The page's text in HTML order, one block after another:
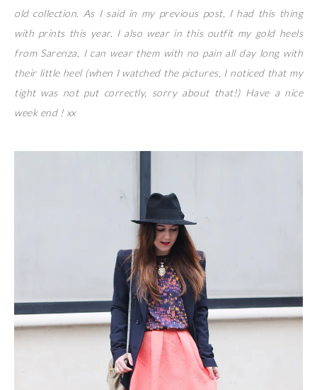
old collection. As I said in my previous post, I had this thing
with prints this year. I also wear in this outfit my gold heels
from Sarenza, I can wear them with no pain all day long with
their little heel (when I watched the pictures, I noticed that my
tight was not put correctly, sorry about that!) Have a nice
week end ! xx